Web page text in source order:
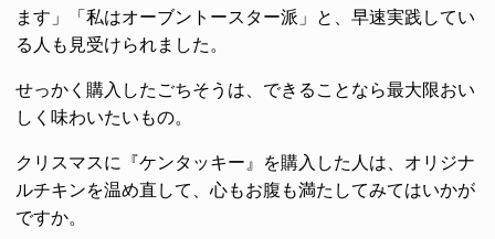
ます」「私はオーブントースター派」と、早速実践してい
る人も見受けられました。
せっかく購入したごちそうは、できることなら最大限おい
しく味わいたいもの。
クリスマスに『ケンタッキー』を購入した人は、オリジナ
ルチキンを温め直して、心もお腹も満たしてみてはいかが
ですか。